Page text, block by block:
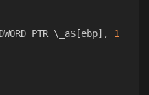
PTR \_a$
[ebp] , 1